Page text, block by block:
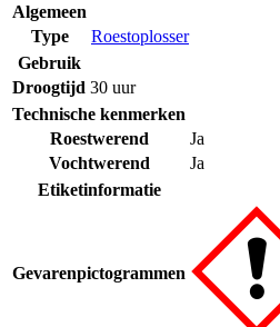
Algemeen
Type
Roestoplosser
Gebruik
Droogtijd 30 uur
Technische kenmerken
Roestwerend
Ja
Vochtwerend
Ja
Etiketinformatie
Gevarenpictogrammen